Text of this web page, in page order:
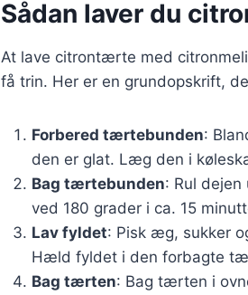
Sådan laver du
At lave citrontærte med
få trin. Her er en grundopskrift,
Forbered tærtebunden:
den er glat. Læg den i
Bag tærtebunden: Rul
ved 180 grader i ca. 15
Lav fyldet: Pisk æg, sukker
Hæld fyldet i den forbagte
Bag tærten: Bag tærten i